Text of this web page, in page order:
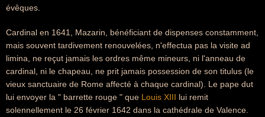
évêques.
Cardinal en 1641, Mazarin, bénéficiant de dispenses constamment,
mais souvent tardivement renouvelées, n'effectua pas la visite ad
limina, ne reçut jamais les ordres même mineurs, ni l'anneau de
cardinal, ni le chapeau, ne prit jamais possession de son titulus (le
vieux sanctuaire de Rome affecté à chaque cardinal). Le pape dut
lui envoyer la " barrette rouge " que Louis XIII lui remit
solennellement le 26 février 1642 dans la cathédrale de Valence.